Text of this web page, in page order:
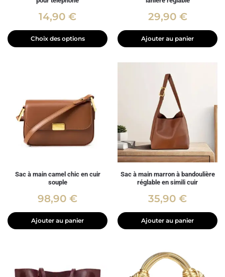
14,90 €
Choix des options
29,90 €
Ajouter au panier
Sac à main camel chic en cuir
souple
98,90 €
Ajouter au panier
Sac à main marron à bandoulière
réglable en simili cuir
35,90 €
Ajouter au panier